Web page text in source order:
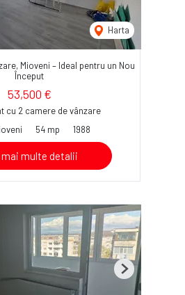
Harta
Mioveni – Ideal pentru un Nou
Început
53,500 €
cu 2 camere de vânzare
54 mp 1988
mai multe detalii
Next